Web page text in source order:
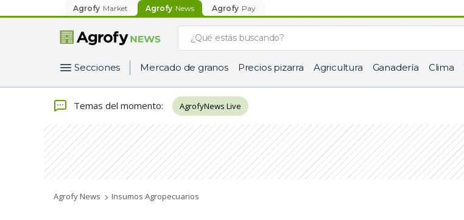
Agrofy Market Agrofy News Agrofy Pay
Secciones Mercado de granos Precios pizarra Agricultura Ganadería Clima
Temas del momento: AgrofyNews Live
Agrofy News Insumos Agropecuarios